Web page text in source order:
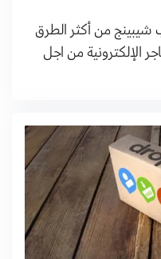
من أكثر الطرق
الإلكترونية من اجل